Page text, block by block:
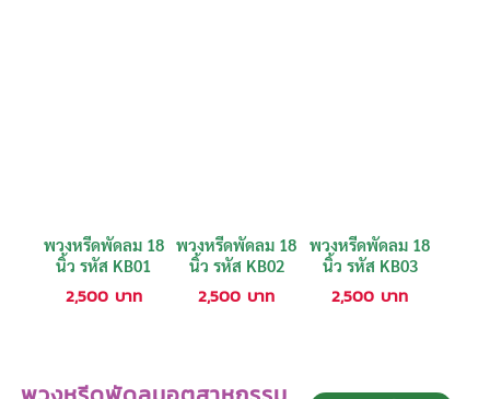
พวงหรีดพัดลม 18
นิ้ว รหัส KB01
2,500 บาท
พวงหรีดพัดลม 18
นิ้ว รหัส KB02
2,500 บาท
พวงหรีดพัดลม 18
นิ้ว รหัส KB03
2,500 บาท